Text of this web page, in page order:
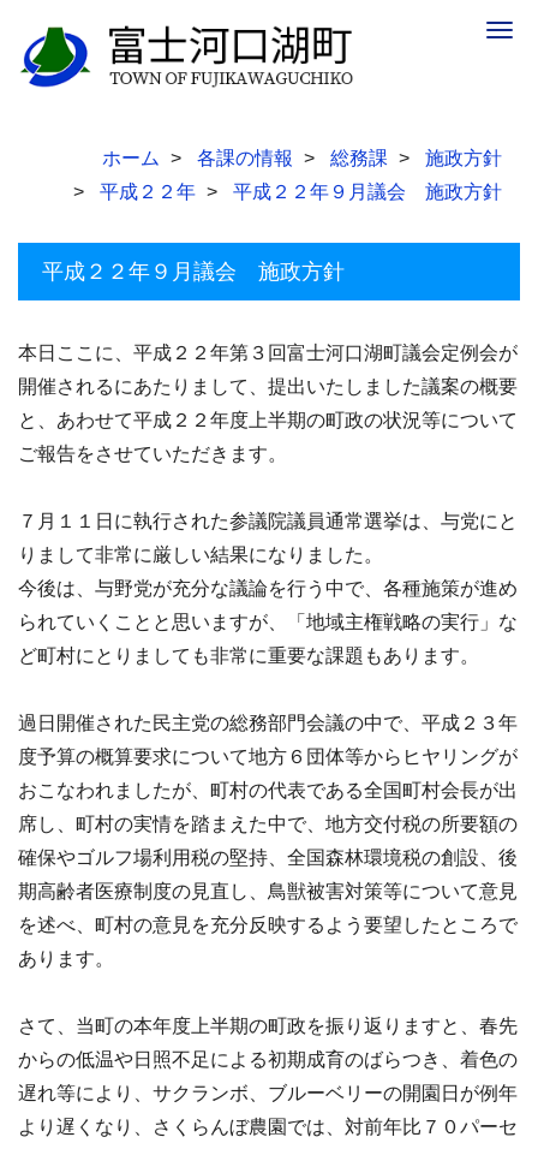
ホーム 各課の情報 総務課
施政方針
平成２２年
平成２２年９月議会 施政方針
平成２２年９月議会 施政方針
本日ここに、平成２２年第３回富士河口湖町議会定例会が
開催されるにあたりまして、提出いたしました議案の概要
と、あわせて平成２２年度上半期の町政の状況等について
ご報告をさせていただきます。
７月１１日に執行された参議院議員通常選挙は、与党にと
りまして非常に厳しい結果になりました。
今後は、与野党が充分な議論を行う中で、各種施策が進め
られていくことと思いますが、「地域主権戦略の実行」な
ど町村にとりましても非常に重要な課題もあります。
過日開催された民主党の総務部門会議の中で、平成２３年
度予算の概算要求について地方６団体等からヒヤリングが
おこなわれましたが、町村の代表である全国町村会長が出
席し、町村の実情を踏まえた中で、地方交付税の所要額の
確保やゴルフ場利用税の堅持、全国森林環境税の創設、後
期高齢者医療制度の見直し、鳥獣被害対策等について意見
を述べ、町村の意見を充分反映するよう要望したところで
あります。
さて、当町の本年度上半期の町政を振り返りますと、春先
からの低温や日照不足による初期成育のばらつき、着色の
遅れ等により、サクランボ、ブルーベリーの開園日が例年
より遅くなり、さくらんぼ農園では、対前年比７０パーセ